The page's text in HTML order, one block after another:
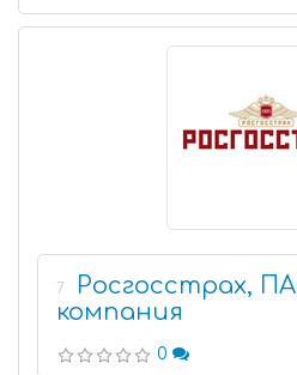
7
Росгосстрах,
компания
0